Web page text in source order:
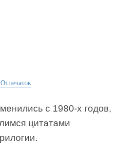
с 1980-х годов,
цитатами